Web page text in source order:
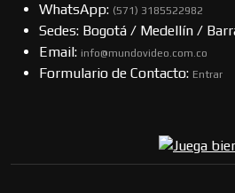
WhatsApp: (57​​1) 3185522982
Sedes: Bogotá / Medellín /
Email: info@mundovideo.com.co
Formulario de Contacto: Entrar